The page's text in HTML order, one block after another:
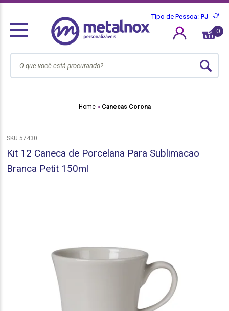
Tipo de Pessoa: PJ
0
Home Canecas Corona
SKU 57430
Kit 12 Caneca de Porcelana Para Sublimacao
Branca Petit 150ml